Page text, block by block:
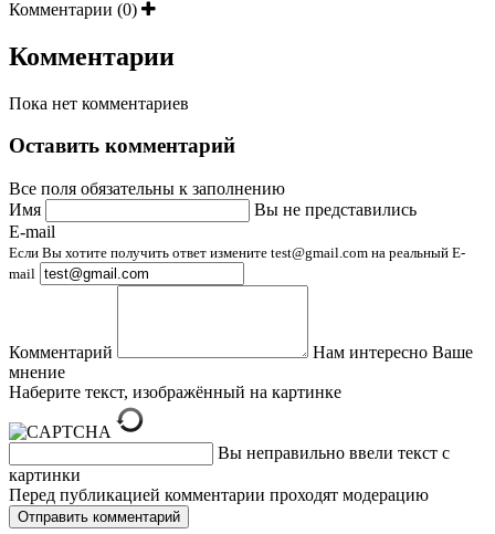
Комментарии (0)
Комментарии
Пока нет комментариев
Оставить комментарий
Все поля обязательны к заполнению
Имя
Вы не представились
E-mail
Если Вы хотите получить ответ измените test@gmail.com на реальный E-
mail
Комментарий
Нам интересно Ваше
мнение
Наберите текст, изображённый на картинке
Вы неправильно ввели текст с
картинки
Перед публикацией комментарии проходят модерацию